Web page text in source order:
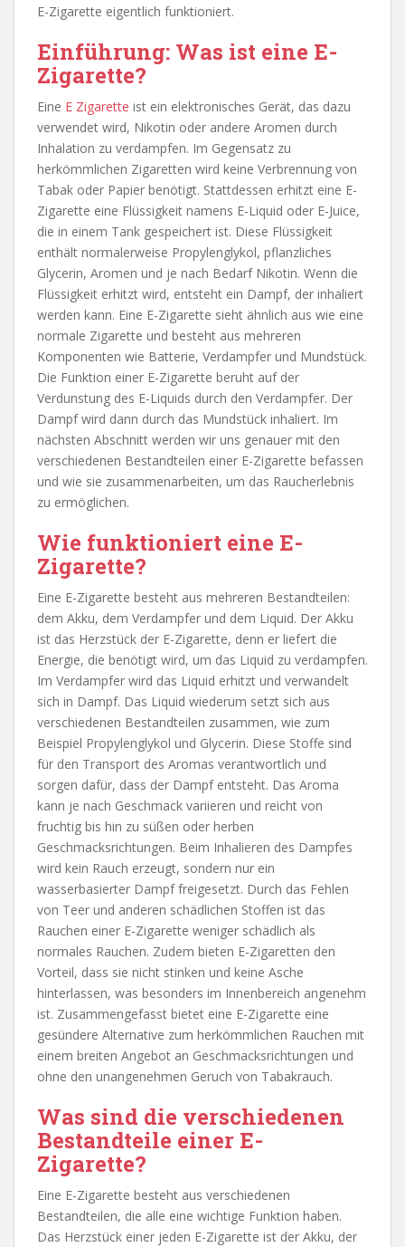
E-Zigarette eigentlich funktioniert.
Einführung: Was ist eine E-
Zigarette?
Eine E Zigarette ist ein elektronisches Gerät, das dazu
verwendet wird, Nikotin oder andere Aromen durch
Inhalation zu verdampfen. Im Gegensatz zu
herkömmlichen Zigaretten wird keine Verbrennung von
Tabak oder Papier benötigt. Stattdessen erhitzt eine E-
Zigarette eine Flüssigkeit namens E-Liquid oder E-Juice,
die in einem Tank gespeichert ist. Diese Flüssigkeit
enthält normalerweise Propylenglykol, pflanzliches
Glycerin, Aromen und je nach Bedarf Nikotin. Wenn die
Flüssigkeit erhitzt wird, entsteht ein Dampf, der inhaliert
werden kann. Eine E-Zigarette sieht ähnlich aus wie eine
normale Zigarette und besteht aus mehreren
Komponenten wie Batterie, Verdampfer und Mundstück.
Die Funktion einer E-Zigarette beruht auf der
Verdunstung des E-Liquids durch den Verdampfer. Der
Dampf wird dann durch das Mundstück inhaliert. Im
nächsten Abschnitt werden wir uns genauer mit den
verschiedenen Bestandteilen einer E-Zigarette befassen
und wie sie zusammenarbeiten, um das Raucherlebnis
zu ermöglichen.
Wie funktioniert eine E-
Zigarette?
Eine E-Zigarette besteht aus mehreren Bestandteilen:
dem Akku, dem Verdampfer und dem Liquid. Der Akku
ist das Herzstück der E-Zigarette, denn er liefert die
Energie, die benötigt wird, um das Liquid zu verdampfen.
Im Verdampfer wird das Liquid erhitzt und verwandelt
sich in Dampf. Das Liquid wiederum setzt sich aus
verschiedenen Bestandteilen zusammen, wie zum
Beispiel Propylenglykol und Glycerin. Diese Stoffe sind
für den Transport des Aromas verantwortlich und
sorgen dafür, dass der Dampf entsteht. Das Aroma
kann je nach Geschmack variieren und reicht von
fruchtig bis hin zu süßen oder herben
Geschmacksrichtungen. Beim Inhalieren des Dampfes
wird kein Rauch erzeugt, sondern nur ein
wasserbasierter Dampf freigesetzt. Durch das Fehlen
von Teer und anderen schädlichen Stoffen ist das
Rauchen einer E-Zigarette weniger schädlich als
normales Rauchen. Zudem bieten E-Zigaretten den
Vorteil, dass sie nicht stinken und keine Asche
hinterlassen, was besonders im Innenbereich angenehm
ist. Zusammengefasst bietet eine E-Zigarette eine
gesündere Alternative zum herkömmlichen Rauchen mit
einem breiten Angebot an Geschmacksrichtungen und
ohne den unangenehmen Geruch von Tabakrauch.
Was sind die verschiedenen
Bestandteile einer E-
Zigarette?
Eine E-Zigarette besteht aus verschiedenen
Bestandteilen, die alle eine wichtige Funktion haben.
Das Herzstück einer jeden E-Zigarette ist der Akku, der